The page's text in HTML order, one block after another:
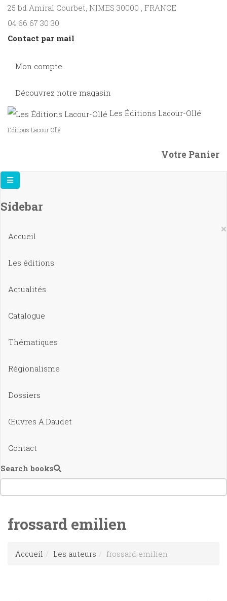
25 bd Amiral Courbet, NIMES 30000 , FRANCE
04 66 67 30 30
Contact par mail
Mon compte
Découvrez notre magasin
Les Éditions Lacour-Ollé
Editions Lacour Ollé
Votre Panier
Sidebar
×
Accueil
Les éditions
Actualités
Catalogue
Thématiques
Régionalisme
Dossiers
Œuvres A.Daudet
Contact
Search books
frossard emilien
Accueil Les auteurs frossard emilien